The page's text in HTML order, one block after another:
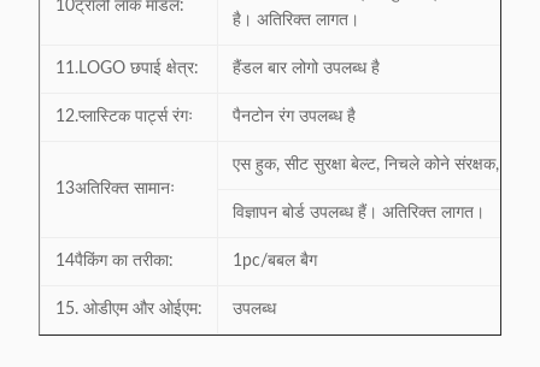
10ट्रॉली लॉक मॉडल:
है। अतिरिक्त लागत।
11.LOGO छपाई क्षेत्र: हैंडल बार लोगो उपलब्ध है
12.प्लास्टिक पार्ट्स रंगः पैनटोन रंग उपलब्ध है
13अतिरिक्त सामानः
एस हुक, सीट सुरक्षा बेल्ट, निचले कोने संरक्षक, शीर्ष
विज्ञापन बोर्ड उपलब्ध हैं। अतिरिक्त लागत।
14पैकिंग का तरीका: 1pc/बबल बैग
15. ओडीएम और ओईएम: उपलब्ध